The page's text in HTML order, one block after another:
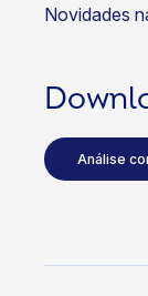
Novidades
Análise